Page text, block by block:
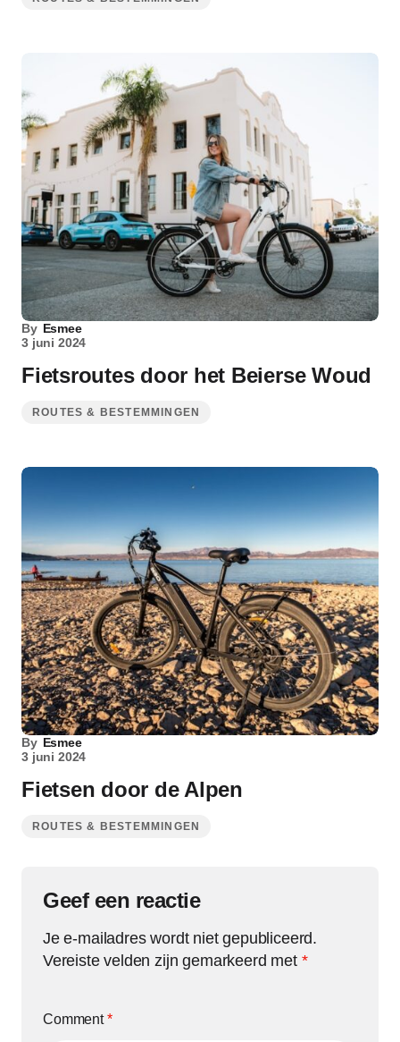
By Esmee
3 juni 2024
Fietsroutes door het Beierse Woud
ROUTES & BESTEMMINGEN
By Esmee
3 juni 2024
Fietsen door de Alpen
ROUTES & BESTEMMINGEN
Geef een reactie
Je e-mailadres wordt niet gepubliceerd.
Vereiste velden zijn gemarkeerd met *
Comment*